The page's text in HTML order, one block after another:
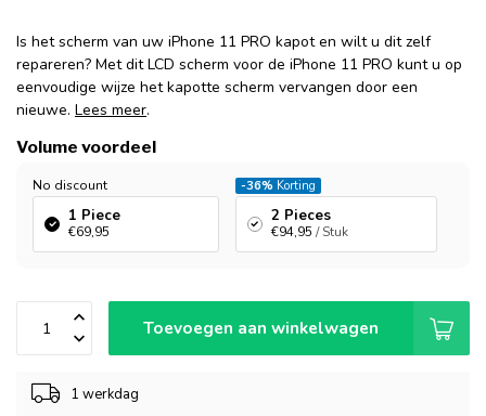
Is het scherm van uw iPhone 11 PRO kapot en wilt u dit zelf
repareren? Met dit LCD scherm voor de iPhone 11 PRO kunt u op
eenvoudige wijze het kapotte scherm vervangen door een
nieuwe. Lees meer.
Volume voordeel
No discount
1 Piece
€69,95
-36% Korting
2 Pieces
€94,95 / Stuk
Toevoegen aan winkelwagen
1 werkdag